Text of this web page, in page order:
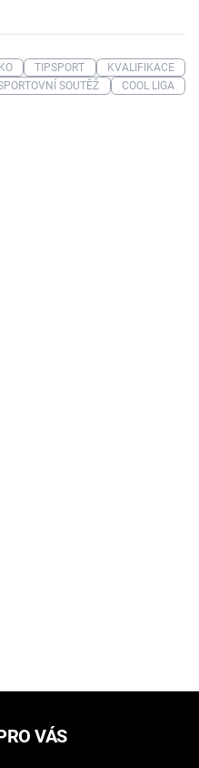
TIPSPORT
KVALIFIKACE
SOUTĚŽ
COOL LIGA
VÁS